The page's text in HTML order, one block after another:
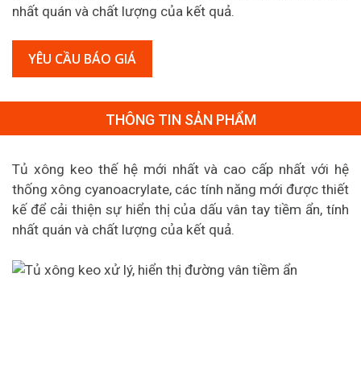
nhất quán và chất lượng của kết quả.
YÊU CẦU BÁO GIÁ
THÔNG TIN SẢN PHẨM
Tủ xông keo thế hệ mới nhất và cao cấp nhất với hệ
thống xông cyanoacrylate, các tính năng mới được thiết
kế để cải thiện sự hiển thị của dấu vân tay tiềm ẩn, tính
nhất quán và chất lượng của kết quả.